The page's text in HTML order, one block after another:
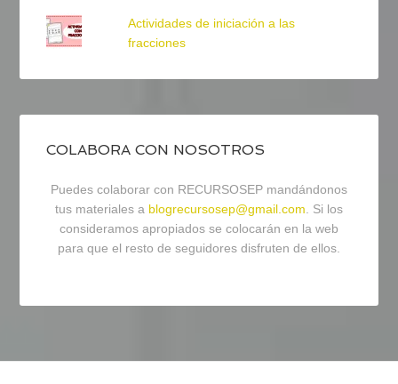
Actividades de iniciación a las
fracciones
COLABORA CON NOSOTROS
Puedes colaborar con RECURSOSEP mandándonos
tus materiales a blogrecursosep@gmail.com . Si los
consideramos apropiados se colocarán en la web
para que el resto de seguidores disfruten de ellos.